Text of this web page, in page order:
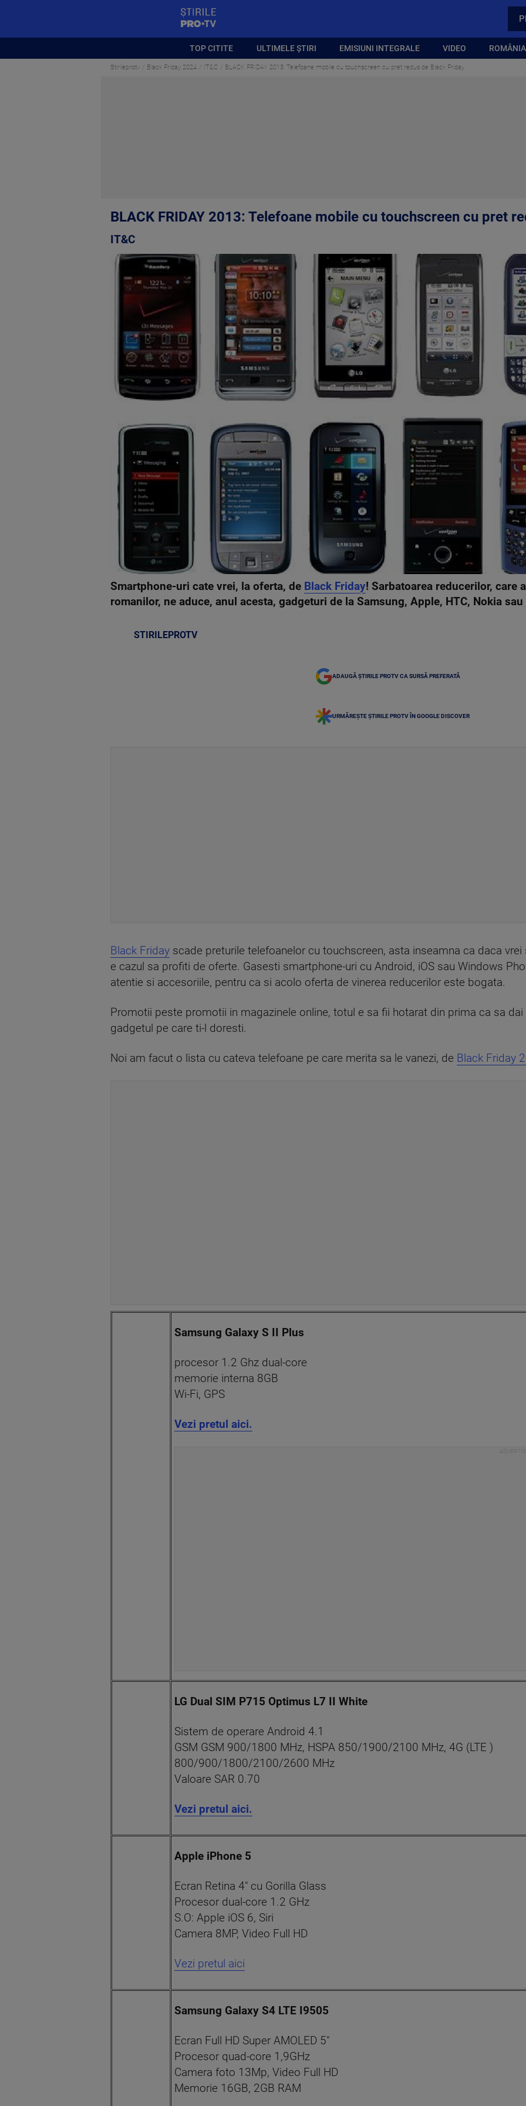
TOP CITITE ULTIMELE ȘTIRI EMISIUNI INTEGRALE VIDEO
Stirileprotv Black Friday 2024 IT&C BLACK FRIDAY 2013: Telefoane mobile cu touchscreen cu pret redus de Black Friday
BLACK FRIDAY 2013: Telefoane mobile cu touchscreen cu pret
IT&C
Smartphone-uri cate vrei, la oferta, de Black Friday! Sarbatoarea reducerilor, care
romanilor, ne aduce, anul acesta, gadgeturi de la Samsung, Apple, HTC, Nokia
STIRILEPROTV
ADAUGĂ ȘTIRILE PROTV CA SURSĂ PREFERATĂ
URMĂREȘTE ȘTIRILE PROTV ÎN GOOGLE DISCOVER
Black Friday scade preturile telefoanelor cu touchscreen, asta inseamna ca daca vrei
e cazul sa profiti de oferte. Gasesti smartphone-uri cu Android, iOS sau Windows
atentie si accesoriile, pentru ca si acolo oferta de vinerea reducerilor este bogata.
Promotii peste promotii in magazinele online, totul e sa fii hotarat din prima ca sa
gadgetul pe care ti-l doresti.
Noi am facut o lista cu cateva telefoane pe care merita sa le vanezi, de Black Friday
Samsung Galaxy S II Plus
procesor 1.2 Ghz dual-core
memorie interna 8GB
Wi-Fi, GPS
Vezi pretul aici.
LG Dual SIM P715 Optimus L7 II White
Sistem de operare Android 4.1
GSM GSM 900/1800 MHz, HSPA 850/1900/2100 MHz, 4G (LTE )
800/900/1800/2100/2600 MHz
Valoare SAR 0.70
Vezi pretul aici.
Apple iPhone 5
Ecran Retina 4" cu Gorilla Glass
Procesor dual-core 1.2 GHz
S.O: Apple iOS 6, Siri
Camera 8MP, Video Full HD
Vezi pretul aici
Samsung Galaxy S4 LTE I9505
Ecran Full HD Super AMOLED 5"
Procesor quad-core 1,9GHz
Camera foto 13Mp, Video Full HD
Memorie 16GB, 2GB RAM